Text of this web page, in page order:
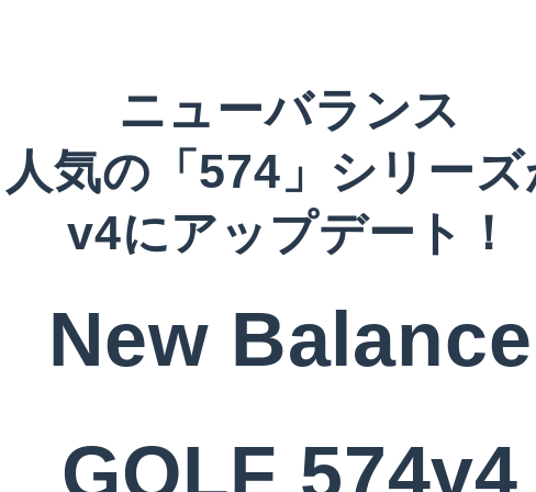
ニューバランス
人気の「574」シリー
v4にアップデート！
New Balance
GOLF 574v4